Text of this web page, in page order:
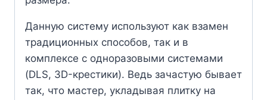
Данную систему используют как взамен
традиционных способов, так и в
комплексе с одноразовыми системами
(DLS, 3D-крестики). Ведь зачастую бывает
так, что мастер, укладывая плитку на